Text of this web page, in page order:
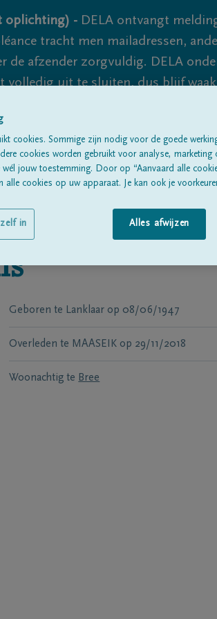
oplichting) - DELA ontvangt
tracht men mailadressen,
afzender zorgvuldig. DELA
volledig uit te sluiten, dus blijf
Alle
Geboren te Lanklaar op 08/06/1947
Overleden te MAASEIK op 29/11/2018
Woonachtig te Bree
cookies. Sommige zijn nodig voor de goede
cookies worden gebruikt voor analyse, marketing
wél jouw toestemming. Door op “Aanvaard alle
alle cookies op uw apparaat. Je kan ook je
Alles afwijzen
in